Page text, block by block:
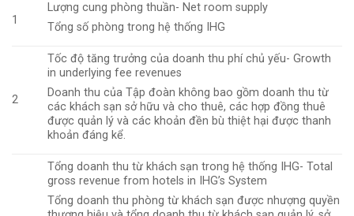
1
Lượng cung phòng thuần- Net room supply
Tổng số phòng trong hệ thống IHG
2
Tốc độ tăng trưởng của doanh thu phí chủ yếu- Growth
in underlying fee revenues
Doanh thu của Tập đoàn không bao gồm doanh thu từ
các khách sạn sở hữu và cho thuê, các hợp đồng thuê
được quản lý và các khoản đền bù thiệt hại được thanh
khoản đáng kể.
Tổng doanh thu từ khách sạn trong hệ thống IHG- Total
gross revenue from hotels in IHG’s System
Tổng doanh thu phòng từ khách sạn được nhượng quyền